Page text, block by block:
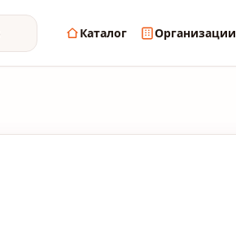
Каталог Организации